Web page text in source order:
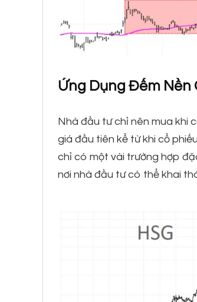
Ứng Dụng Đếm Nền
Nhà đầu tư chỉ nên mua khi
giá đầu tiên kể từ khi cổ
chỉ có một vài trường hợp
nơi nhà đầu tư có thể khai